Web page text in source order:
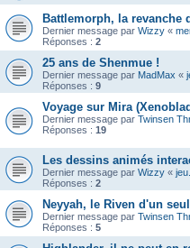
Battlemorph, la revanche
Dernier message par Wizzy «
Réponses : 2
25 ans de Shenmue !
Dernier message par MadMax «
Réponses : 9
Voyage sur Mira
Dernier message par Twinsen
Réponses : 19
Les dessins animés
Dernier message par Wizzy «
Réponses : 2
Neyyah, le Riven d'un
Dernier message par Twinsen
Réponses : 5